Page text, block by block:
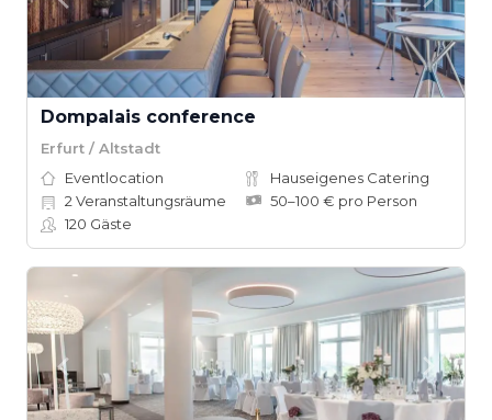
Dompalais conference
Erfurt / Altstadt
Eventlocation
Hauseigenes Catering
2 Veranstaltungsräume
50–100 € pro Person
120 Gäste